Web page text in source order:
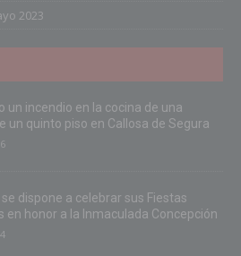
2023
un incendio en la cocina de una
un quinto piso en Callosa de Segura
dispone a celebrar sus Fiestas
en honor a la Inmaculada Concepción